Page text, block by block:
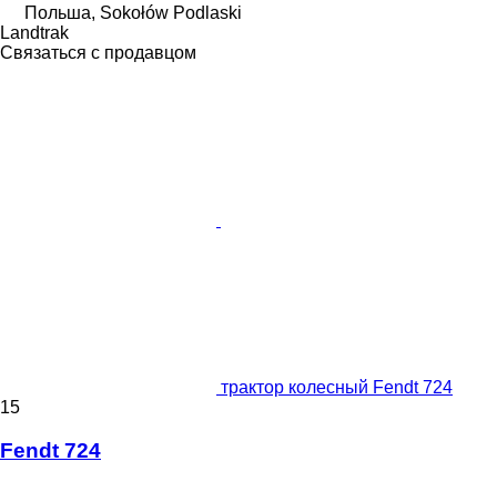
Польша, Sokołów Podlaski
Landtrak
Связаться с продавцом
трактор колесный Fendt 724
15
Fendt 724